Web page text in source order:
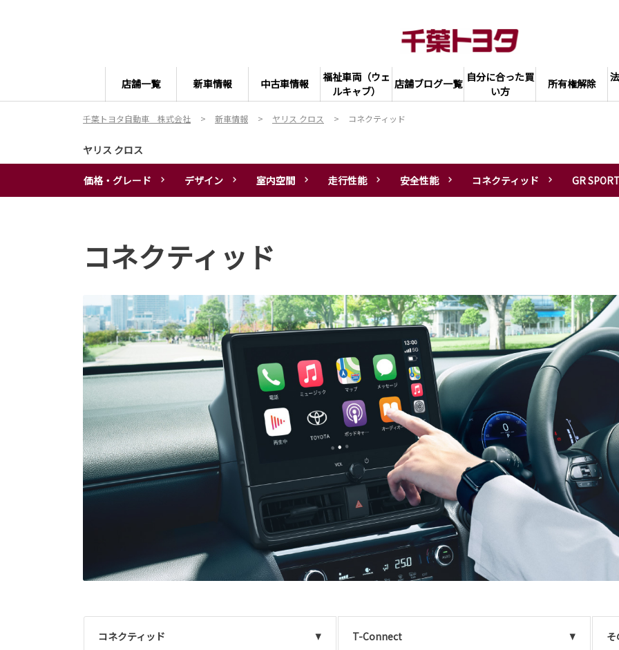
店舗一覧 新車情報 中古車情報
福祉車両（ウェ
ルキャブ）
店舗ブログ一覧 自分に合った買
い方
所有権解除
千葉トヨタ自動車 株式会社 新車情報 ヤリス クロス コネクティッド
ヤリス クロス
価格・グレード デザイン 室内空間 走行性能 安全性能 コネクティッド GR
コネクティッド
コネクティッド T-Connect そ